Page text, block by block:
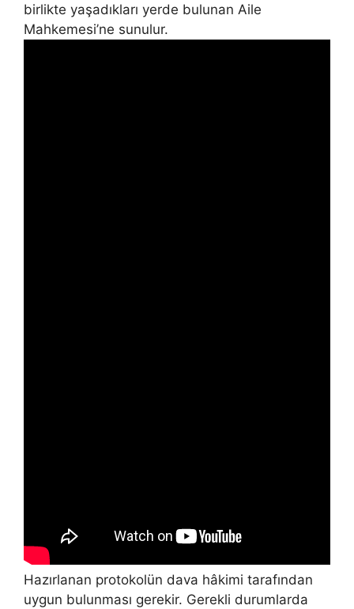
birlikte yaşadıkları yerde bulunan Aile
Mahkemesi’ne sunulur.
Hazırlanan protokolün dava hâkimi tarafından
uygun bulunması gerekir. Gerekli durumlarda